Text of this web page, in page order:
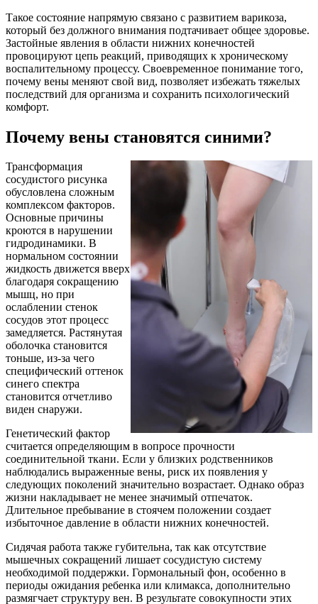
Такое состояние напрямую связано с развитием варикоза,
который без должного внимания подтачивает общее здоровье.
Застойные явления в области нижних конечностей
провоцируют цепь реакций, приводящих к хроническому
воспалительному процессу. Своевременное понимание того,
почему вены меняют свой вид, позволяет избежать тяжелых
последствий для организма и сохранить психологический
комфорт.
Почему вены становятся синими?
Трансформация
сосудистого рисунка
обусловлена сложным
комплексом факторов.
Основные причины
кроются в нарушении
гидродинамики. В
нормальном состоянии
жидкость движется вверх
благодаря сокращению
мышц, но при
ослаблении стенок
сосудов этот процесс
замедляется. Растянутая
оболочка становится
тоньше, из-за чего
специфический оттенок
синего спектра
становится отчетливо
виден снаружи.
Генетический фактор
считается определяющим в вопросе прочности
соединительной ткани. Если у близких родственников
наблюдались выраженные вены, риск их появления у
следующих поколений значительно возрастает. Однако образ
жизни накладывает не менее значимый отпечаток.
Длительное пребывание в стоячем положении создает
избыточное давление в области нижних конечностей.
Сидячая работа также губительна, так как отсутствие
мышечных сокращений лишает сосудистую систему
необходимой поддержки. Гормональный фон, особенно в
периоды ожидания ребенка или климакса, дополнительно
размягчает структуру вен. В результате совокупности этих